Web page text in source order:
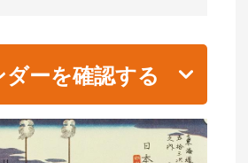
ダーを確認する